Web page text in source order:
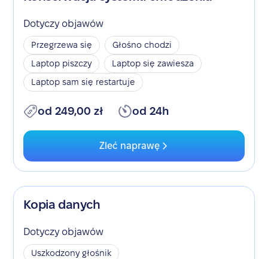
Dotyczy objawów
Przegrzewa się
Głośno chodzi
Laptop piszczy
Laptop się zawiesza
Laptop sam się restartuje
od 249,00 zł od 24h
Zleć naprawę
Kopia danych
Dotyczy objawów
Uszkodzony głośnik